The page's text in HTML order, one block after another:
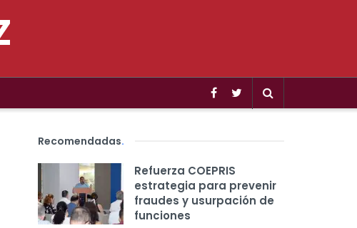
Recomendadas.
Refuerza COEPRIS
estrategia para prevenir
fraudes y usurpación de
funciones